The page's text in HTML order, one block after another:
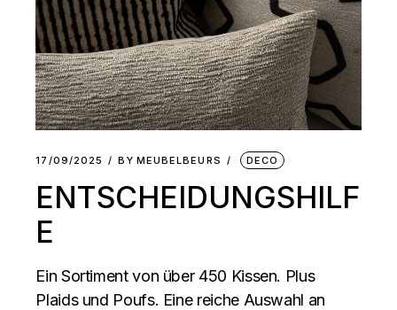
17/09/2025 BY MEUBELBEURS DECO
ENTSCHEIDUNGSHILF
E
Ein Sortiment von über 450 Kissen. Plus
Plaids und Poufs. Eine reiche Auswahl an